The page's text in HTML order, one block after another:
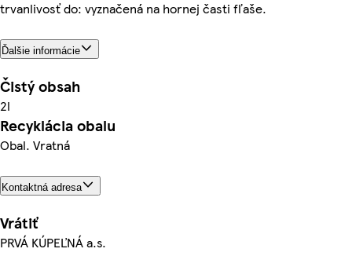
trvanlivosť do: vyznačená na hornej časti fľaše.
Ďalšie informácie
Čistý obsah
2l
Recyklácia obalu
Obal. Vratná
Kontaktná adresa
Vrátiť
PRVÁ KÚPEĽNÁ a.s.